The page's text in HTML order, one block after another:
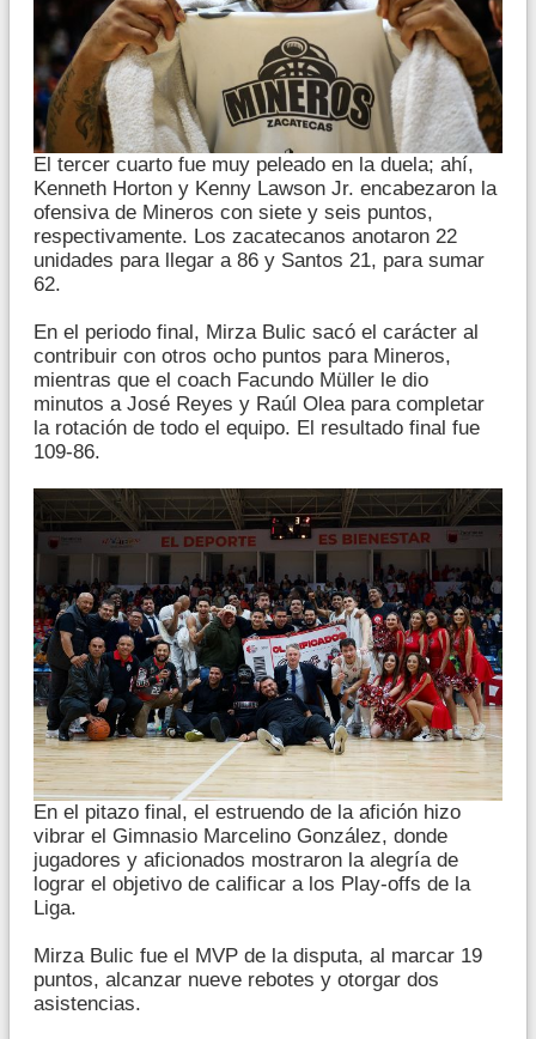
El tercer cuarto fue muy peleado en la duela; ahí,
Kenneth Horton y Kenny Lawson Jr. encabezaron la
ofensiva de Mineros con siete y seis puntos,
respectivamente. Los zacatecanos anotaron 22
unidades para llegar a 86 y Santos 21, para sumar
62.
En el periodo final, Mirza Bulic sacó el carácter al
contribuir con otros ocho puntos para Mineros,
mientras que el coach Facundo Müller le dio
minutos a José Reyes y Raúl Olea para completar
la rotación de todo el equipo. El resultado final fue
109-86.
En el pitazo final, el estruendo de la afición hizo
vibrar el Gimnasio Marcelino González, donde
jugadores y aficionados mostraron la alegría de
lograr el objetivo de calificar a los Play-offs de la
Liga.
Mirza Bulic fue el MVP de la disputa, al marcar 19
puntos, alcanzar nueve rebotes y otorgar dos
asistencias.